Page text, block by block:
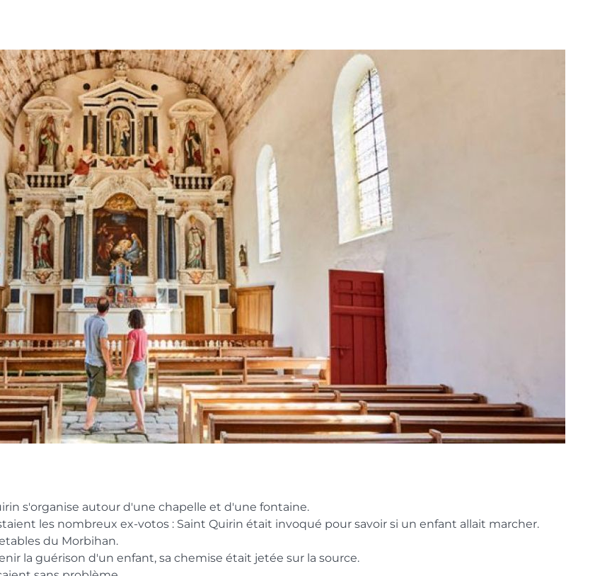
s'organise autour d'une chapelle et d'une fontaine.
les nombreux ex-votos : Saint Quirin était invoqué pour savoir si un enfant allait marcher.
du Morbihan.
la guérison d'un enfant, sa chemise était jetée sur la source.